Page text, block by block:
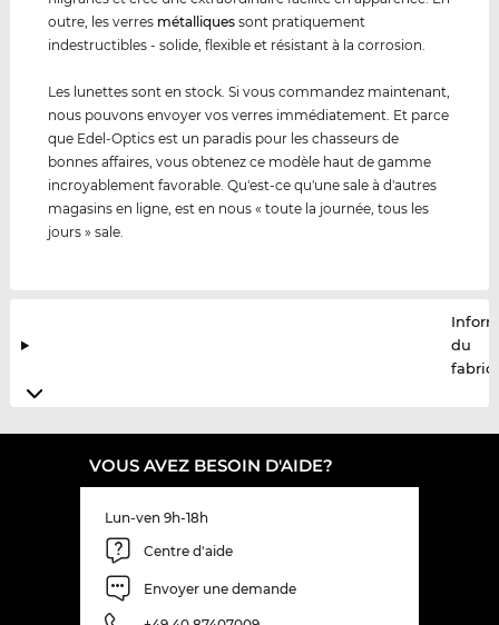
outre, les verres métal liques sont pratiquement
indestructibles - solide, flexible et résistant à la corrosion.
Les lunettes sont en stock. Si vous commandez maintenant,
nous pouvons envoyer vos verres immédiatement. Et parce
que Edel-Optics est un paradis pour les chasseurs de
bonnes affaires, vous obtenez ce modèle haut de gamme
incroyablement favorable. Qu'est-ce qu'une sale à d'autres
magasins en ligne, est en nous « toute la journée, tous les
jours » sale.
du
VOUS AVEZ BESOIN D'AIDE?
Lun-ven 9h-18h
Centre d'aide
Envoyer une demande